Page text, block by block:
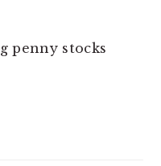
penny stocks